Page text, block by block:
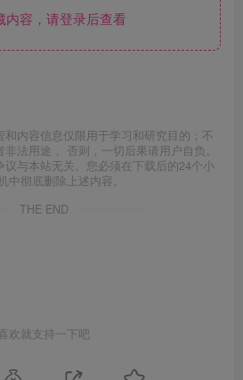
内容，请登录后查看
内容信息仅限用于学习和研究目的；不
法用途， 否则，一切后果请用户自负。
与本站无关。您必须在下载后的24个小
彻底删除上述内容。
THE END
喜欢就支持一下吧